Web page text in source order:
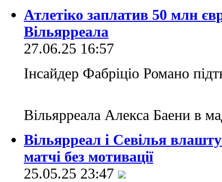
Атлетіко заплатив 50 млн
Вільярреала
27.06.25 16:57
Інсайдер Фабріціо Романо
Вільярреала Алекса Баени в
Вільярреал і Севілья
матчі без мотивації
25.05.25 23:47